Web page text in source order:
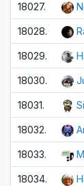
18027.
18028.
18029.
18030.
18031.
18032.
18033.
18034.